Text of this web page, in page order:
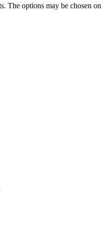
The options may be chosen on